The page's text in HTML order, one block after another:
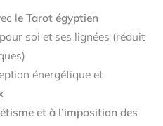
le Tarot égyptien
soi et ses lignées (réduit
énergétique et
et à l’imposition des